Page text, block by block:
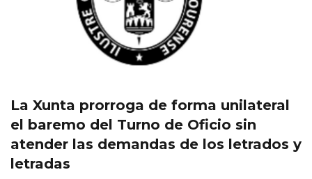
La Xunta prorroga de forma unilateral
el baremo del Turno de Oficio sin
atender las demandas de los letrados y
letradas